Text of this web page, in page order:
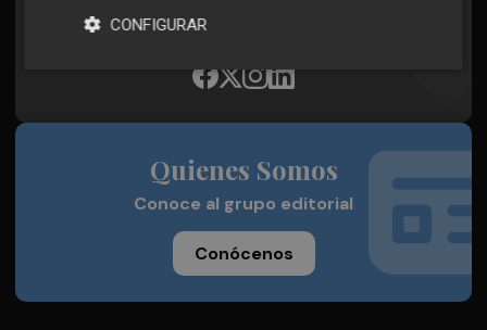
Plaza Podcast, desde cualquier medio
Quienes Somos
Conoce al grupo editorial
Conócenos
CONFIGURAR